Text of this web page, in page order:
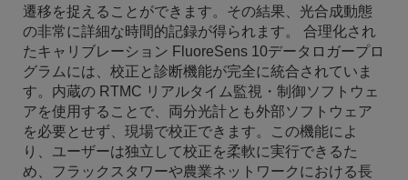
遷移を捉えることができます。その結果、光合成動態
の非常に詳細な時間的記録が得られます。 合理化され
たキャリブレーション FluoreSens 10データロガープロ
グラムには、校正と診断機能が完全に統合されていま
す。内蔵の RTMC リアルタイム監視・制御ソフトウェ
アを使用することで、両分光計とも外部ソフトウェア
を必要とせず、現場で校正できます。この機能によ
り、ユーザーは独立して校正を柔軟に実行できるた
め、フラックスタワーや農業ネットワークにおける長